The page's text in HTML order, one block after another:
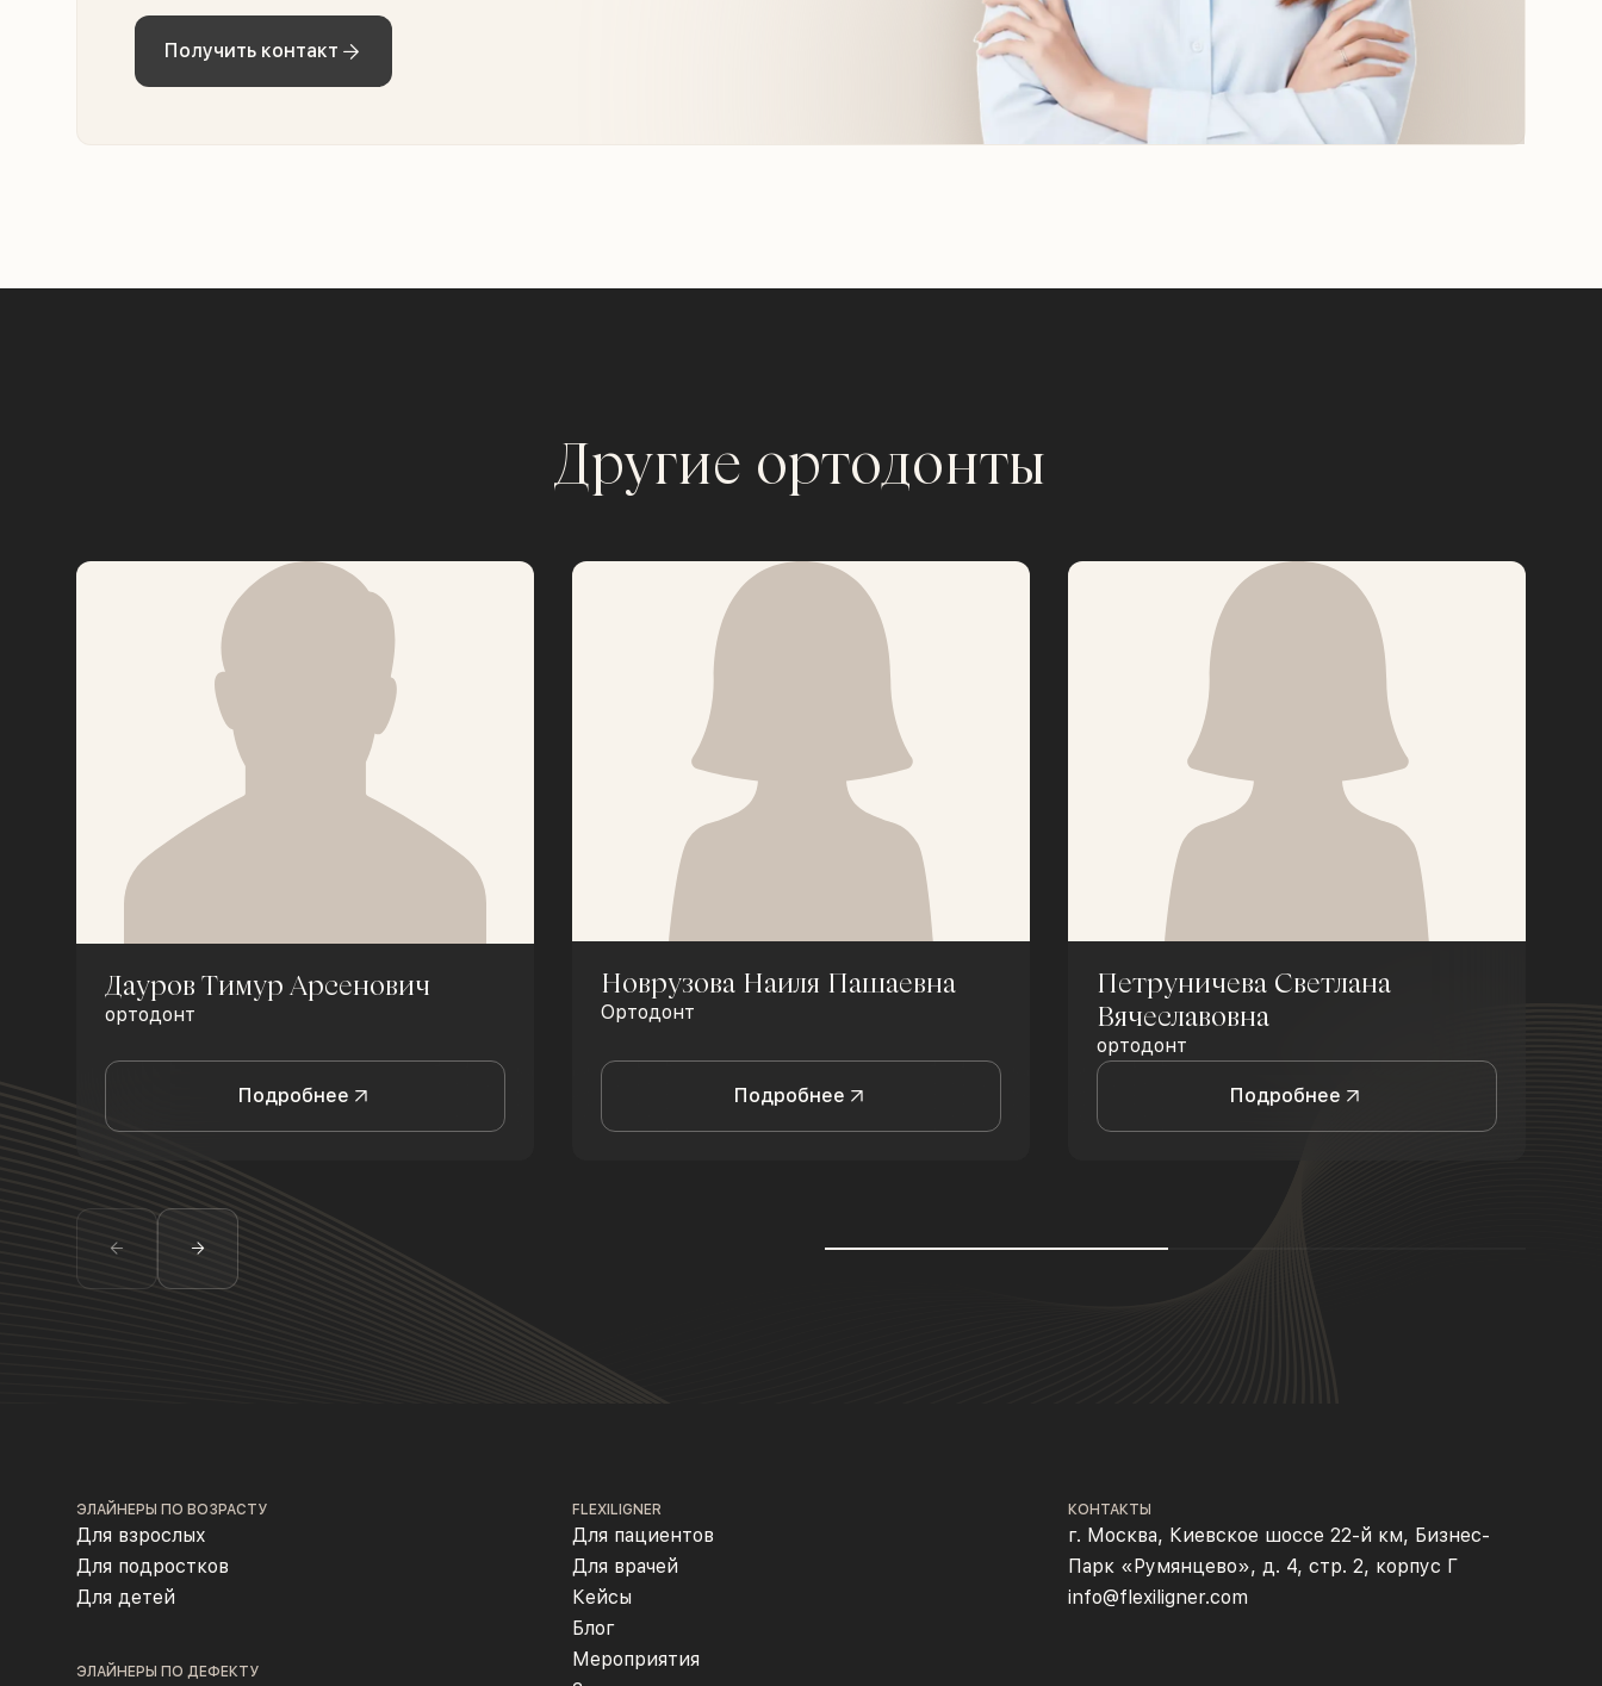
Получить контакт
Другие ортодонты
Дауров Тимур Арсенович
ортодонт
Подробнее
Новрузова Наиля Пашаевна
Ортодонт
Подробнее
Петруничева Светлана
Вячеславовна
ортодонт
Подробнее
ЭЛАЙНЕРЫ ПО ВОЗРАСТУ
Для взрослых
Для подростков
Для детей
ЭЛАЙНЕРЫ ПО ДЕФЕКТУ
FLEXILIGNER
Для пациентов
Для врачей
Кейсы
Блог
Мероприятия
КОНТАКТЫ
г. Москва, Киевское шоссе 22-й км, Бизнес-
Парк «Румянцево», д. 4, стр. 2, корпус Г
info@flexiligner.com